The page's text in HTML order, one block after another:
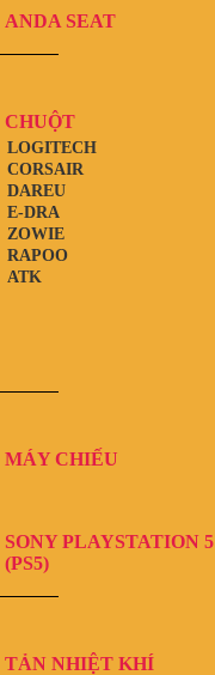
ANDA SEAT
CHUỘT
ATK
RAPOO
ZOWIE
E-DRA
DAREU
CORSAIR
LOGITECH
MÁY CHIẾU
SONY PLAYSTATION 5
(PS5)
TẢN NHIỆT KHÍ